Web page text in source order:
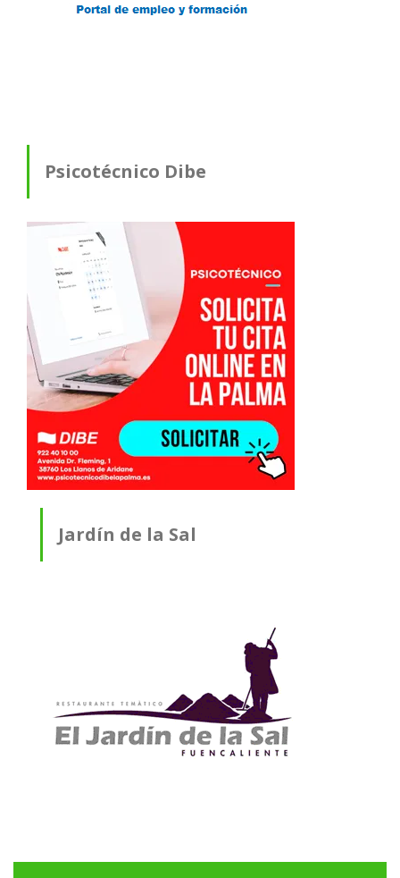
Psicotécnico Dibe
Jardín de la Sal